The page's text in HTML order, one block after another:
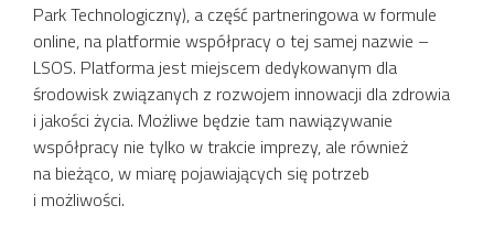
Park Technologiczny), a część partneringowa w formule
online, na platformie współpracy o tej samej nazwie –
LSOS. Platforma jest miejscem dedykowanym dla
środowisk związanych z rozwojem innowacji dla zdrowia
i jakości życia. Możliwe będzie tam nawiązywanie
współpracy nie tylko w trakcie imprezy, ale również
na bieżąco, w miarę pojawiających się potrzeb
i możliwości.